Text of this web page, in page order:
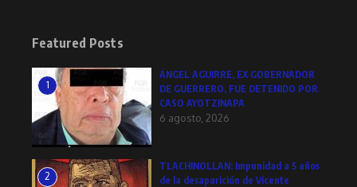
Featured Posts
1
ÁNGEL AGUIRRE, EX GOBERNADOR
DE GUERRERO, FUE DETENIDO POR
CASO AYOTZINAPA
6 agosto, 2026
2
TLACHINOLLAN: Impunidad a 5 años
de la desaparición de Vicente